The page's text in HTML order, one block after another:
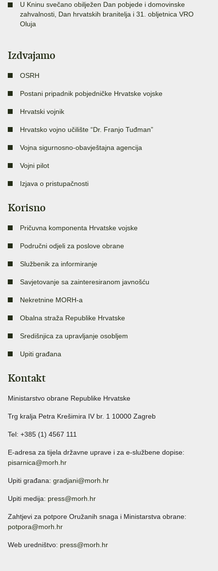
U Kninu svečano obilježen Dan pobjede i domovinske
zahvalnosti, Dan hrvatskih branitelja i 31. obljetnica VRO
Oluja
Izdvajamo
OSRH
Postani pripadnik pobjedničke Hrvatske vojske
Hrvatski vojnik
Hrvatsko vojno učilište “Dr. Franjo Tuđman”
Vojna sigurnosno-obavještajna agencija
Vojni pilot
Izjava o pristupačnosti
Korisno
Pričuvna komponenta Hrvatske vojske
Područni odjeli za poslove obrane
Službenik za informiranje
Savjetovanje sa zainteresiranom javnošću
Nekretnine MORH-a
Obalna straža Republike Hrvatske
Središnjica za upravljanje osobljem
Upiti građana
Kontakt
Ministarstvo obrane Republike Hrvatske
Trg kralja Petra Krešimira IV br. 1 10000 Zagreb
Tel: +385 (1) 4567 111
E-adresa za tijela državne uprave i za e-službene dopise:
pisarnica@morh.hr
Upiti građana: gradjani@morh.hr
Upiti medija: press@morh.hr
Zahtjevi za potpore Oružanih snaga i Ministarstva obrane:
potpora@morh.hr
Web uredništvo: press@morh.hr